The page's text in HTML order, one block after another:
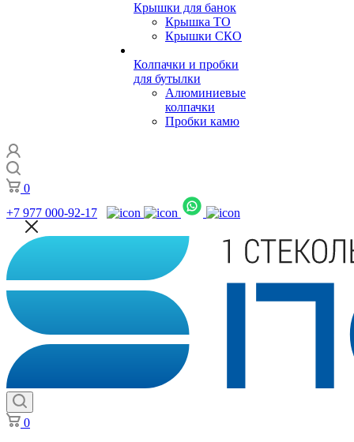
Крышки для банок
Крышка ТО
Крышки СКО
Колпачки и пробки
для бутылки
Алюминиевые
колпачки
Пробки камю
0
+7 977 000-92-17
0